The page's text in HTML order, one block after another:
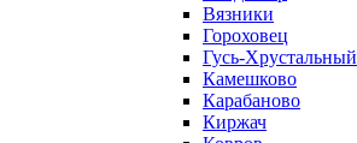
Вязники
Гороховец
Гусь-Хрустальный
Камешково
Карабаново
Киржач